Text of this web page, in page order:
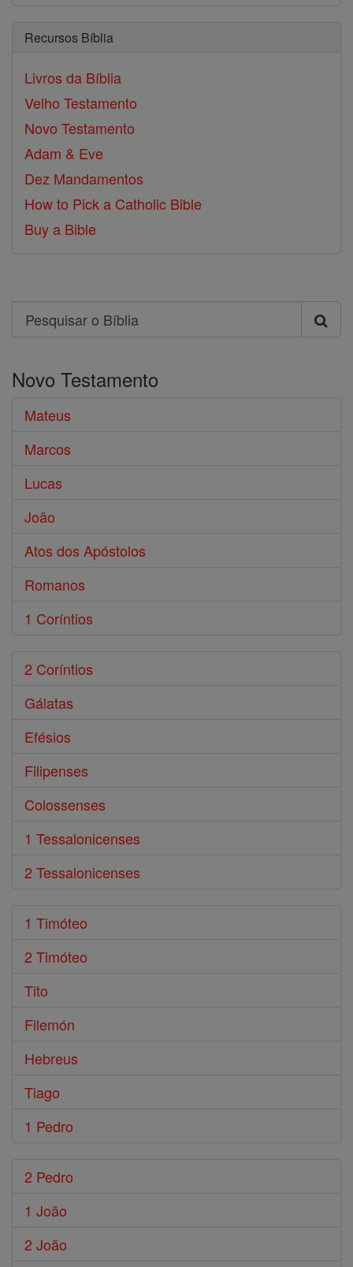
Recursos Bíblia
Livros da Bíblia
Velho Testamento
Novo Testamento
Adam & Eve
Dez Mandamentos
How to Pick a Catholic Bible
Buy a Bible
Search
Pesquisar
Bíblia
Novo Testamento
Mateus
Marcos
Lucas
João
Atos dos Apóstolos
Romanos
1 Coríntios
2 Coríntios
Gálatas
Efésios
Filipenses
Colossenses
1 Tessalonicenses
2 Tessalonicenses
1 Timóteo
2 Timóteo
Tito
Filemón
Hebreus
Tiago
1 Pedro
2 Pedro
1 João
2 João